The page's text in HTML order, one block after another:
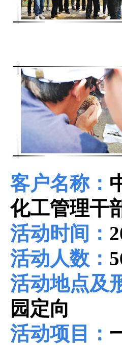
客户名称：
化工管理干
活动时间：
活动人数：
活动地点及
园定向
活动项目：